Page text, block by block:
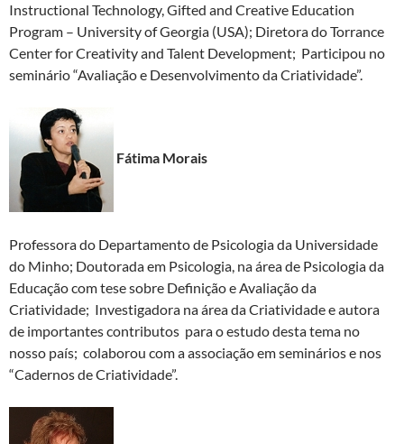
Instructional Technology, Gifted and Creative Education
Program – University of Georgia (USA); Diretora do Torrance
Center for Creativity and Talent Development; Participou no
seminário “Avaliação e Desenvolvimento da Criatividade”.
Fátima Morais
Professora do Departamento de Psicologia da Universidade
do Minho; Doutorada em Psicologia, na área de Psicologia da
Educação com tese sobre Definição e Avaliação da
Criatividade; Investigadora na área da Criatividade e autora
de importantes contributos para o estudo desta tema no
nosso país; colaborou com a associação em seminários e nos
“Cadernos de Criatividade”.